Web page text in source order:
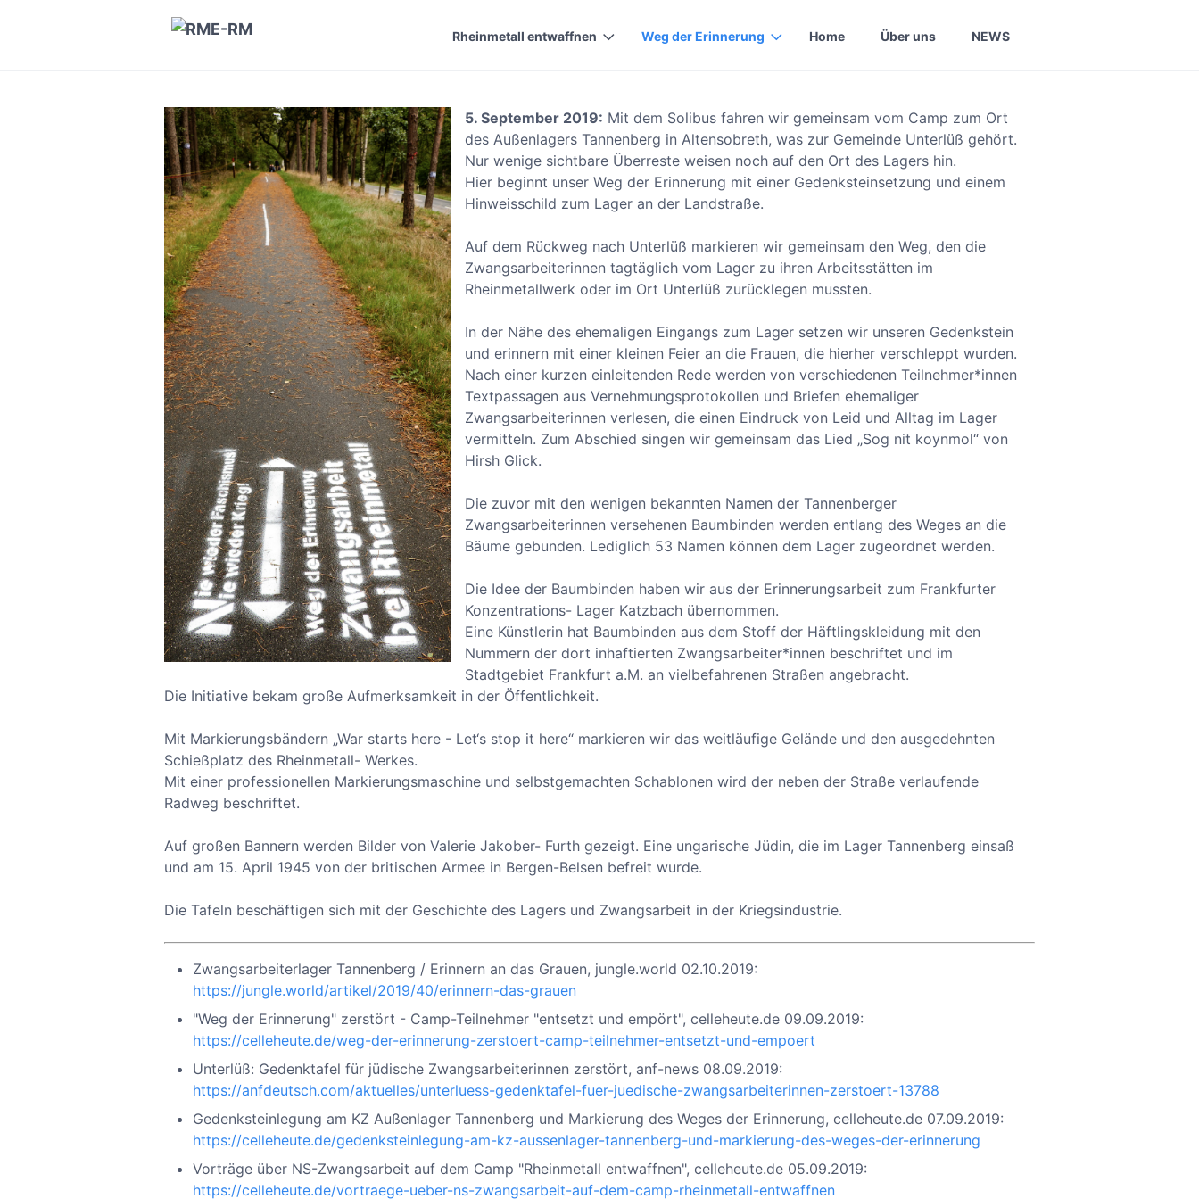
Rheinmetall entwaffnen Weg der Erinnerung Home Über uns NEWS
5. September 2019: Mit dem Solibus fahren wir gemeinsam vom Camp zum Ort
des Außenlagers Tannenberg in Altensobreth, was zur Gemeinde Unterlüß gehört.
Nur wenige sichtbare Überreste weisen noch auf den Ort des Lagers hin.
Hier beginnt unser Weg der Erinnerung mit einer Gedenksteinsetzung und einem
Hinweisschild zum Lager an der Landstraße.
Auf dem Rückweg nach Unterlüß markieren wir gemeinsam den Weg, den die
Zwangsarbeiterinnen tagtäglich vom Lager zu ihren Arbeitsstätten im
Rheinmetallwerk oder im Ort Unterlüß zurücklegen mussten.
In der Nähe des ehemaligen Eingangs zum Lager setzen wir unseren Gedenkstein
und erinnern mit einer kleinen Feier an die Frauen, die hierher verschleppt wurden.
Nach einer kurzen einleitenden Rede werden von verschiedenen Teilnehmer*innen
Textpassagen aus Vernehmungsprotokollen und Briefen ehemaliger
Zwangsarbeiterinnen verlesen, die einen Eindruck von Leid und Alltag im Lager
vermitteln. Zum Abschied singen wir gemeinsam das Lied „Sog nit koynmol“ von
Hirsh Glick.
Die zuvor mit den wenigen bekannten Namen der Tannenberger
Zwangsarbeiterinnen versehenen Baumbinden werden entlang des Weges an die
Bäume gebunden. Lediglich 53 Namen können dem Lager zugeordnet werden.
Die Idee der Baumbinden haben wir aus der Erinnerungsarbeit zum Frankfurter
Konzentrations- Lager Katzbach übernommen.
Eine Künstlerin hat Baumbinden aus dem Stoff der Häftlingskleidung mit den
Nummern der dort inhaftierten Zwangsarbeiter*innen beschriftet und im
Stadtgebiet Frankfurt a.M. an vielbefahrenen Straßen angebracht.
Die Initiative bekam große Aufmerksamkeit in der Öffentlichkeit.
Mit Markierungsbändern „War starts here - Let‘s stop it here“ markieren wir das weitläufige Gelände und den ausgedehnten
Schießplatz des Rheinmetall- Werkes.
Mit einer professionellen Markierungsmaschine und selbstgemachten Schablonen wird der neben der Straße verlaufende
Radweg beschriftet.
Auf großen Bannern werden Bilder von Valerie Jakober- Furth gezeigt. Eine ungarische Jüdin, die im Lager Tannenberg einsaß
und am 15. April 1945 von der britischen Armee in Bergen-Belsen befreit wurde.
Die Tafeln beschäftigen sich mit der Geschichte des Lagers und Zwangsarbeit in der Kriegsindustrie.
Zwangsarbeiterlager Tannenberg / Erinnern an das Grauen, jungle.world 02.10.2019:
https://jungle.world/artikel/2019/40/erinnern-das-grauen
"Weg der Erinnerung" zerstört - Camp-Teilnehmer "entsetzt und empört", celleheute.de 09.09.2019:
https://celleheute.de/weg-der-erinnerung-zerstoert-camp-teilnehmer-entsetzt-und-empoert
Unterlüß: Gedenktafel für jüdische Zwangsarbeiterinnen zerstört, anf-news 08.09.2019:
https://anfdeutsch.com/aktuelles/unterluess-gedenktafel-fuer-juedische-zwangsarbeiterinnen-zerstoert-13788
Gedenksteinlegung am KZ Außenlager Tannenberg und Markierung des Weges der Erinnerung, celleheute.de 07.09.2019:
https://celleheute.de/gedenksteinlegung-am-kz-aussenlager-tannenberg-und-markierung-des-weges-der-erinnerung
Vorträge über NS-Zwangsarbeit auf dem Camp "Rheinmetall entwaffnen", celleheute.de 05.09.2019:
https://celleheute.de/vortraege-ueber-ns-zwangsarbeit-auf-dem-camp-rheinmetall-entwaffnen